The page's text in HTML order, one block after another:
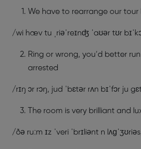
We have to rearrange our
/wi hæv tu ˌriəˈreɪnʤ ˈaʊər tʊr
Ring or wrong, you’d better
arrested
/rɪŋ ɔr rɔŋ, jud ˈbɛtər rʌn bɪˈfɔr ju
The room is very brilliant and
/ðə ruːm ɪz ˈveri ˈbrɪliənt n